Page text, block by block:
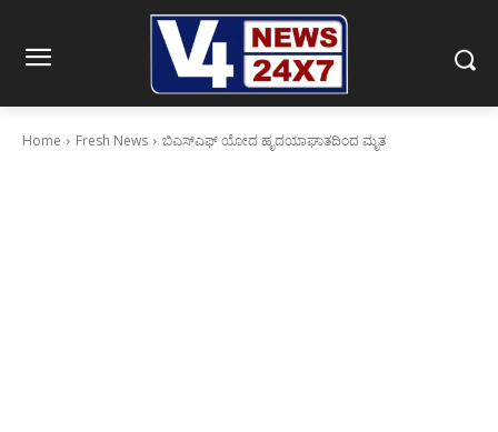
Home Fresh News ಬಿಎಸ್‍ಎಫ್ ಯೋದ ಹೃದಯಾಘಾತದಿಂದ ಮೃತ